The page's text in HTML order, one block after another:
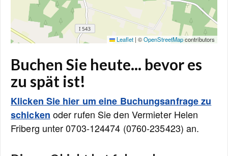
Leaflet | ©OpenStreetMapcontributors
Buchen Sie heute... bevor es
zu spät ist!
Klicken Sie hier um eine Buchungsanfrage zu
schicken oder rufen Sie den Vermieter Helen
Friberg unter 0703-124474 (0760-235423) an.